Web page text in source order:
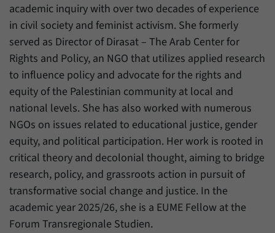
academic inquiry with over two decades of experience
in civil society and feminist activism. She formerly
served as Director of Dirasat – The Arab Center for
Rights and Policy, an NGO that utilizes applied research
to influence policy and advocate for the rights and
equity of the Palestinian community at local and
national levels. She has also worked with numerous
NGOs on issues related to educational justice, gender
equity, and political participation. Her work is rooted in
critical theory and decolonial thought, aiming to bridge
research, policy, and grassroots action in pursuit of
transformative social change and justice. In the
academic year 2025/26, she is a EUME Fellow at the
Forum Transregionale Studien.